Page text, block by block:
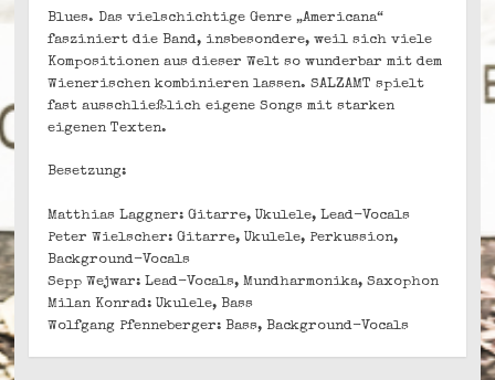
Blues. Das vielschichtige Genre „Americana“
fasziniert die Band, insbesondere, weil sich viele
Kompositionen aus dieser Welt so wunderbar mit dem
Wienerischen kombinieren lassen. SALZAMT spielt
fast ausschließlich eigene Songs mit starken
eigenen Texten.
Besetzung:
Matthias Laggner: Gitarre, Ukulele, Lead-Vocals
Peter Wielscher: Gitarre, Ukulele, Perkussion,
Background-Vocals
Sepp Wejwar: Lead-Vocals, Mundharmonika, Saxophon
Milan Konrad: Ukulele, Bass
Wolfgang Pfenneberger: Bass, Background-Vocals